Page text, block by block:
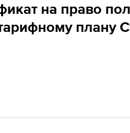
на право
плану